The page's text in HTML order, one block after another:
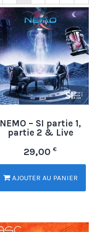
NEMO – SI partie 1,
partie 2 & Live
29,00€
AJOUTER AU PANIER